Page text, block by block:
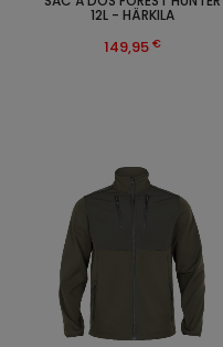
12L - HÄRKILA
149,95 €